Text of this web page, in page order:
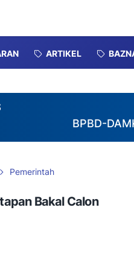
ARTIKEL
BPBD-DAMKAR
Pemerintah
Bakal Calon